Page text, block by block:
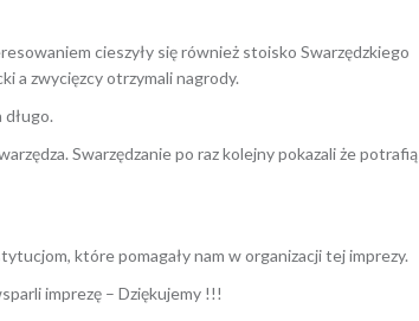
cieszyły się również stoisko Swarzędzkiego
a zwycięzcy otrzymali nagrody.
długo.
Swarzędzanie po raz kolejny pokazali że potrafią
które pomagały nam w organizacji tej imprezy.
imprezę – Dziękujemy !!!